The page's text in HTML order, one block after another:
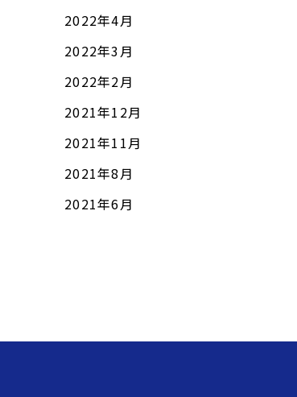
2022年4月
2022年3月
2022年2月
2021年12月
2021年11月
2021年8月
2021年6月